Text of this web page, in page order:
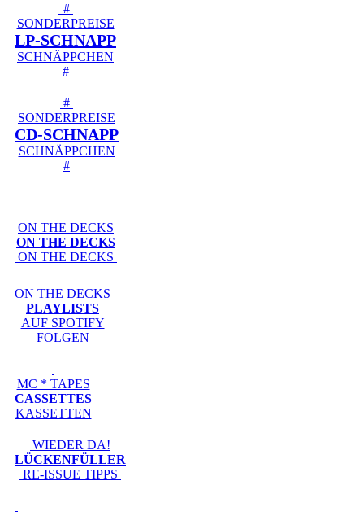
#
SONDERPREISE
LP-SCHNAPP
SCHNÄPPCHEN
#
#
SONDERPREISE
CD-SCHNAPP
SCHNÄPPCHEN
#
ON THE DECKS
ON THE DECKS
ON THE DECKS
ON THE DECKS
PLAYLISTS
AUF SPOTIFY
FOLGEN
MC * TAPES
CASSETTES
KASSETTEN
WIEDER DA!
LÜCKENFÜLLER
RE-ISSUE TIPPS